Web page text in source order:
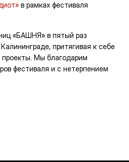
в рамках фестиваля
«БАШНЯ» в пятый раз
притягивая к себе
Мы благодарим
фестиваля и с нетерпением